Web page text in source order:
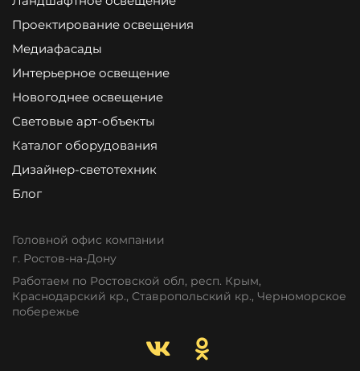
Проектирование освещения
Медиафасады
Интерьерное освещение
Новогоднее освещение
Световые арт-объекты
Каталог оборудования
Дизайнер-светотехник
Блог
Головной офис компании
г. Ростов-на-Дону
Работаем по Ростовской обл, респ. Крым,
Краснодарский кр., Ставропольский кр., Черноморское
побережье